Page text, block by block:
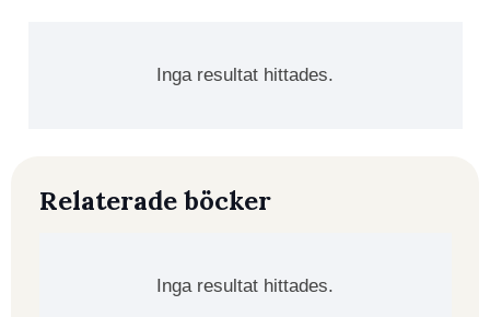
Inga resultat hittades.
Relaterade böcker
Inga resultat hittades.